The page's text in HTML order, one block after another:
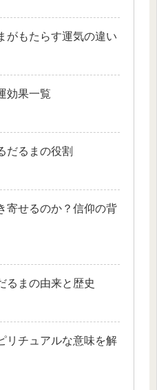
がもたらす運気の違い
効果一覧
だるまの役割
寄せるのか？信仰の背
るまの由来と歴史
リチュアルな意味を解